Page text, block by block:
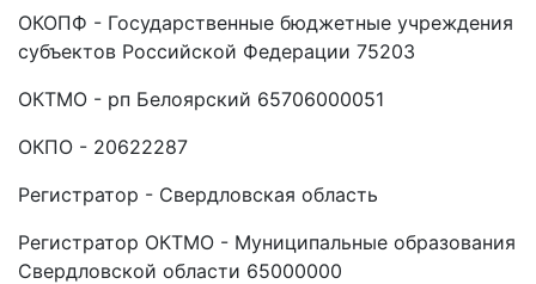
ОКОПФ - Государственные бюджетные учреждения
субъектов Российской Федерации 75203
ОКТМО - рп Белоярский 65706000051
ОКПО - 20622287
Регистратор - Свердловская область
Регистратор ОКТМО - Муниципальные образования
Свердловской области 65000000